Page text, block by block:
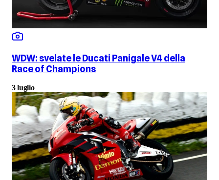
WDW: svelate le Ducati Panigale V4 della
Race of Champions
3 luglio